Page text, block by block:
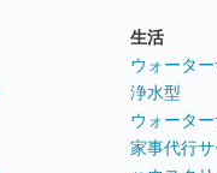
生活
ウォータ
浄水型
ウォータ
家事代行サ